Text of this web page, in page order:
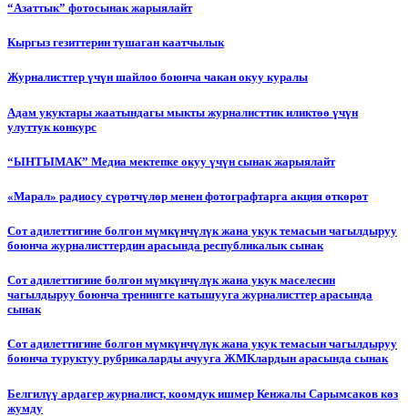
“Азаттык” фотосынак жарыялайт
Кыргыз гезиттерин тушаган каатчылык
Журналисттер үчүн шайлоо боюнча чакан окуу куралы
Адам укуктары жаатындагы мыкты журналисттик иликтөө үчүн
улуттук конкурс
“ЫНТЫМАК” Медиа мектепке окуу үчүн сынак жарыялайт
«Марал» радиосу сүрөтчүлөр менен фотографтарга акция өткөрөт
Сот адилеттигине болгон мүмкүнчүлүк жана укук темасын чагылдыруу
боюнча журналисттердин арасында республикалык сынак
Сот адилеттигине болгон мүмкүнчүлүк жана укук маселесин
чагылдыруу боюнча тренингге катышууга журналисттер арасында
сынак
Сот адилеттигине болгон мүмкүнчүлүк жана укук темасын чагылдыруу
боюнча туруктуу рубрикаларды ачууга ЖМКлардын арасында сынак
Белгилүү ардагер журналист, коомдук ишмер Кенжалы Сарымсаков көз
жумду